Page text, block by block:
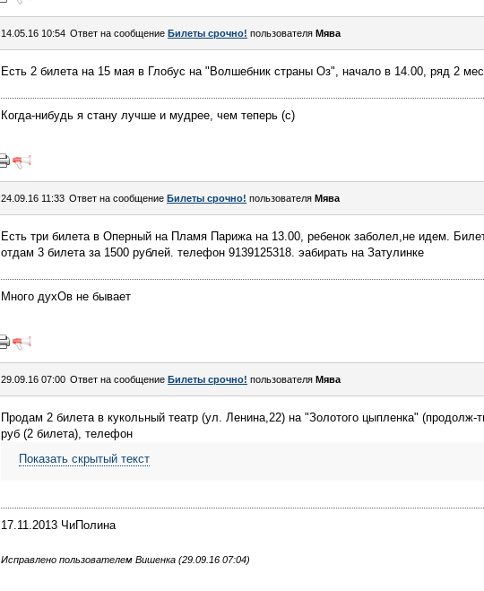
14.05.16 10:54 Ответ на сообщение Билеты срочно! пользователя Мява
Есть 2 билета на 15 мая в Глобус на "Волшебник страны Оз", начало в 14.00, ряд 2
Когда-нибудь я стану лучше и мудрее, чем теперь (с)
24.09.16 11:33 Ответ на сообщение Билеты срочно! пользователя Мява
Есть три билета в Оперный на Пламя Парижа на 13.00, ребенок заболел,не идем.
отдам 3 билета за 1500 рублей. телефон 9139125318. эабирать на Затулинке
Много духОв не бывает
29.09.16 07:00 Ответ на сообщение Билеты срочно! пользователя Мява
Продам 2 билета в кукольный театр (ул. Ленина,22) на "Золотого цыпленка" (продолж-
руб (2 билета), телефон
Показать скрытый текст
17.11.2013 ЧиПолина
Исправлено пользователем Вишенка (29.09.16 07:04)